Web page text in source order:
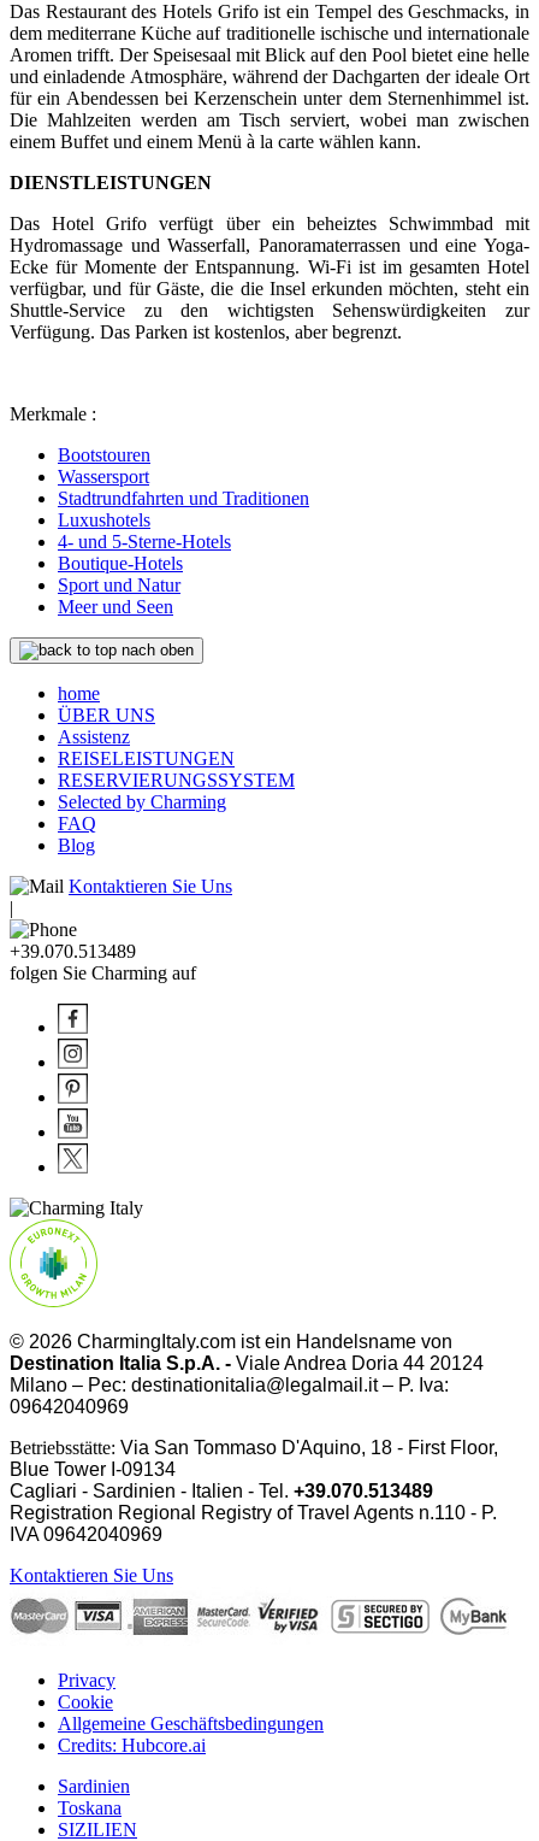
Das Restaurant des Hotels Grifo ist ein Tempel des Geschmacks, in
dem mediterrane Küche auf traditionelle ischische und internationale
Aromen trifft. Der Speisesaal mit Blick auf den Pool bietet eine helle
und einladende Atmosphäre, während der Dachgarten der ideale Ort
für ein Abendessen bei Kerzenschein unter dem Sternenhimmel ist.
Die Mahlzeiten werden am Tisch serviert, wobei man zwischen
einem Buffet und einem Menü à la carte wählen kann.
DIENSTLEISTUNGEN
Das Hotel Grifo verfügt über ein beheiztes Schwimmbad mit
Hydromassage und Wasserfall, Panoramaterrassen und eine Yoga-
Ecke für Momente der Entspannung. Wi-Fi ist im gesamten Hotel
verfügbar, und für Gäste, die die Insel erkunden möchten, steht ein
Shuttle-Service zu den wichtigsten Sehenswürdigkeiten zur
Verfügung. Das Parken ist kostenlos, aber begrenzt.
Merkmale :
Bootstouren
Wassersport
Stadtrundfahrten und Traditionen
Luxushotels
4- und 5-Sterne-Hotels
Boutique-Hotels
Sport und Natur
Meer und Seen
nach oben
home
ÜBER UNS
Assistenz
REISELEISTUNGEN
RESERVIERUNGSSYSTEM
Selected by Charming
FAQ
Blog
Kontaktieren Sie Uns
|
+39.070.513489
folgen Sie Charming auf
© 2026 CharmingItaly.com ist ein Handelsname von
Destination Italia S.p.A. - Viale Andrea Doria 44 20124
Milano – Pec: destinationitalia@legalmail.it – P. Iva:
09642040969
Betriebsstätte: Via San Tommaso D'Aquino, 18 - First Floor,
Blue Tower I-09134
Cagliari - Sardinien - Italien - Tel. +39.070.513489
Registration Regional Registry of Travel Agents n.110 - P.
IVA09642040969
Kontaktieren Sie Uns
Privacy
Cookie
Allgemeine Geschäftsbedingungen
Credits: Hubcore.ai
Sardinien
Toskana
SIZILIEN